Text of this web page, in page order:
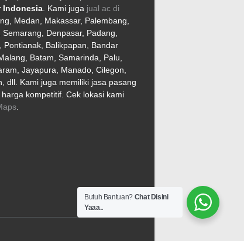
Indonesia . Kami juga jual ac di
Medan, Makassar, Palembang,
Denpasar, Padang,
Pontianak, Balikpapan, Bandar
Batam, Samarinda, Palu,
Jayapura, Manado, Cilegon,
dll. Kami juga memiliki jasa pasang
kompetitif. Cek lokasi kami
Butuh Bantuan? Chat Disini
Yaaa..